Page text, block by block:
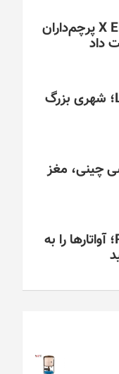
تراشه اسنپدراگون X Elite پرچم‌داران
بازی/ Looney Tunes؛ شهری بزرگ
چینی، مغز
بازی/ Pastel Friends؛ آواتارها را به